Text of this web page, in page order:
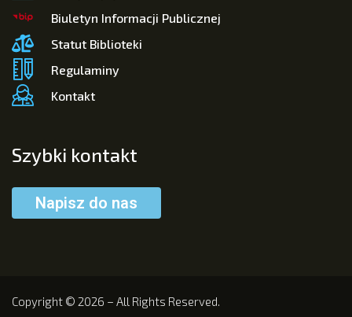
Biuletyn Informacji Publicznej
Statut Biblioteki
Regulaminy
Kontakt
Szybki kontakt
Napisz do nas
Copyright © 2026 – All Rights Reserved.